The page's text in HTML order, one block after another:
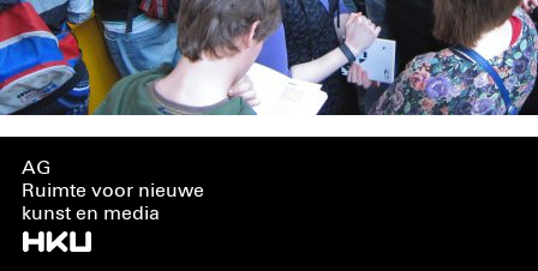
AG
Ruimte voor nieuwe
kunst en media